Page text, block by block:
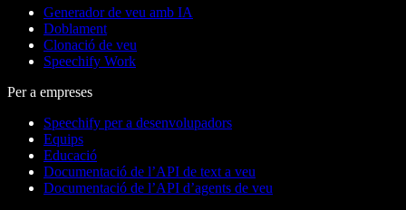
Generador de veu amb IA
Doblament
Clonació de veu
Speechify Work
Per a empreses
Speechify per a desenvolupadors
Equips
Educació
Documentació de l’API de text a veu
Documentació de l’API d’agents de veu